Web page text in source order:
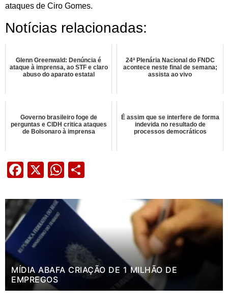
ataques de Ciro Gomes.
Notícias relacionadas:
Glenn Greenwald: Denúncia é
ataque à imprensa, ao STF e claro
abuso do aparato estatal
24ª Plenária Nacional do FNDC
acontece neste final de semana;
assista ao vivo
Governo brasileiro foge de
perguntas e CIDH critica ataques
de Bolsonaro à imprensa
É assim que se interfere de forma
indevida no resultado de
processos democráticos
Facebook
X WhatsApp
MÍDIA ABAFA CRIAÇÃO DE 1 MILHÃO DE
EMPREGOS